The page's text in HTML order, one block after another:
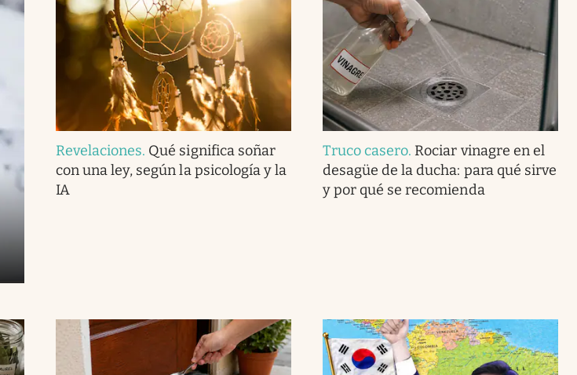
Revelaciones. Qué significa soñar
con una ley, según la psicología y la
IA
Truco casero. Rociar vinagre en el
desagüe de la ducha: para qué sirve
y por qué se recomienda